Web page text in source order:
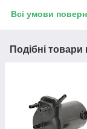
Всі умови
Подібні товари